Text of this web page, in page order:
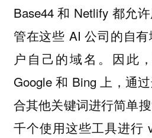
Base44 和 Netlify 都允
管在这些 AI 公司的自
户自己的域名。因此
Google 和 Bing 上，通
合其他关键词进行简单
千个使用这些工具进行